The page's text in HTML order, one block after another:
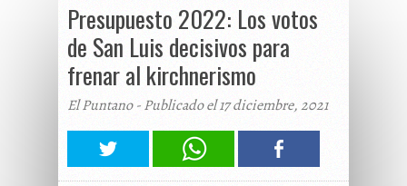
Presupuesto 2022: Los votos
de San Luis decisivos para
frenar al kirchnerismo
El Puntano - Publicado el 17 diciembre, 2021